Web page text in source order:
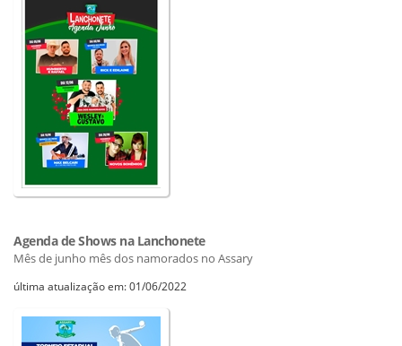
Agenda de Shows na Lanchonete
Mês de junho mês dos namorados no Assary
última atualização em: 01/06/2022